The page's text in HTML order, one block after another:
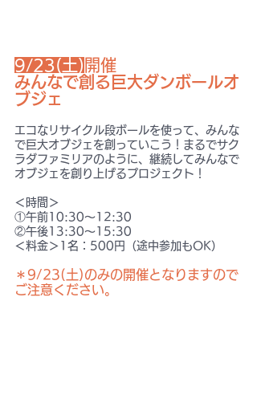
9/23(土) 開催
みんなで創る巨大ダンボールオ
ブジェ
エコなリサイクル段ボールを使って、みんな
で巨大オブジェを創っていこう！まるでサク
ラダファミリアのように、継続してみんなで
オブジェを創り上げるプロジェクト！
＜時間＞
①午前10:30〜12:30
②午後13:30〜15:30
＜料金＞1名：500円（途中参加もOK）
＊9/23(土)のみの開催となりますので
ご注意ください。